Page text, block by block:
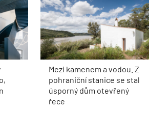
Mezi kamenem a vodou. Z
pohraniční stanice se stal
úsporný dům otevřený
řece